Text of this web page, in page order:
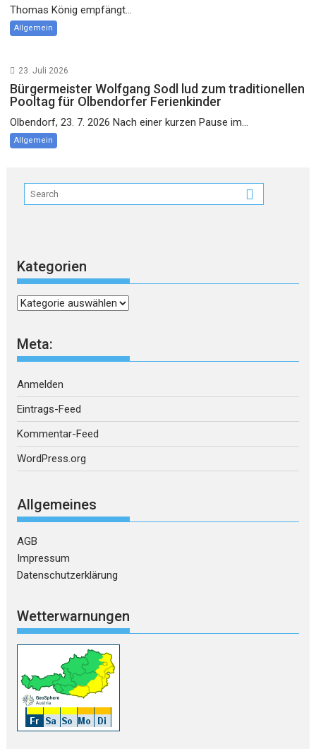
Thomas König empfängt...
Allgemein
23. Juli 2026
Bürgermeister Wolfgang Sodl lud zum traditionellen
Pooltag für Olbendorfer Ferienkinder
Olbendorf, 23. 7. 2026 Nach einer kurzen Pause im...
Allgemein
Kategorien
Kategorien
Meta:
Anmelden
Eintrags-Feed
Kommentar-Feed
WordPress.org
Allgemeines
AGB
Impressum
Datenschutzerklärung
Wetterwarnungen